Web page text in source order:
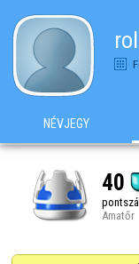
NÉVJEGY
40
Amatőr